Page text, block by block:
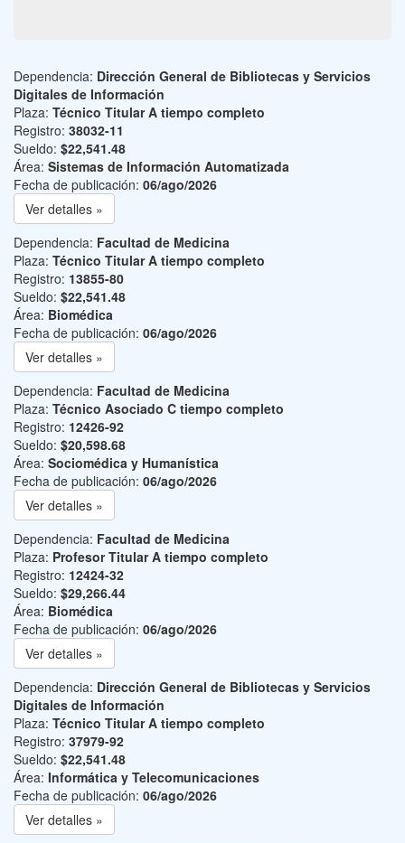
Dependencia: Dirección General de Bibliotecas y Servicios
Digitales de Información
Plaza: Técnico Titular A tiempo completo
Registro: 38032-11
Sueldo: $22,541.48
Área: Sistemas de Información Automatizada
Fecha de publicación: 06/ago/2026
Ver detalles »
Dependencia: Facultad de Medicina
Plaza: Técnico Titular A tiempo completo
Registro: 13855-80
Sueldo: $22,541.48
Área: Biomédica
Fecha de publicación: 06/ago/2026
Ver detalles »
Dependencia: Facultad de Medicina
Plaza: Técnico Asociado C tiempo completo
Registro: 12426-92
Sueldo: $20,598.68
Área: Sociomédica y Humanística
Fecha de publicación: 06/ago/2026
Ver detalles »
Dependencia: Facultad de Medicina
Plaza: Profesor Titular A tiempo completo
Registro: 12424-32
Sueldo: $29,266.44
Área: Biomédica
Fecha de publicación: 06/ago/2026
Ver detalles »
Dependencia: Dirección General de Bibliotecas y Servicios
Digitales de Información
Plaza: Técnico Titular A tiempo completo
Registro: 37979-92
Sueldo: $22,541.48
Área: Informática y Telecomunicaciones
Fecha de publicación: 06/ago/2026
Ver detalles »